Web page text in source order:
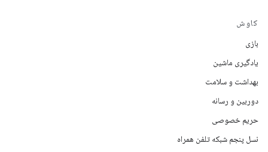
کاوش
بازی
یادگیری ماشین
بهداشت و سلامت
دوربین و رسانه
حریم خصوصی
نسل پنجم شبکه تلفن همراه